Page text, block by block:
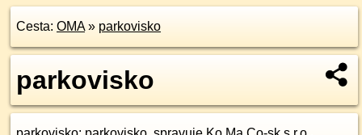
Cesta: OMA» parkovisko
parkovisko